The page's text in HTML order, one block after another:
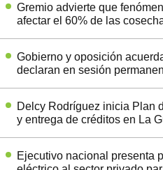
Gremio advierte que
afectar el 60% de las
Gobierno y oposición
declaran en sesión
Delcy Rodríguez inicia Plan
y entrega de créditos en La
Ejecutivo nacional presenta